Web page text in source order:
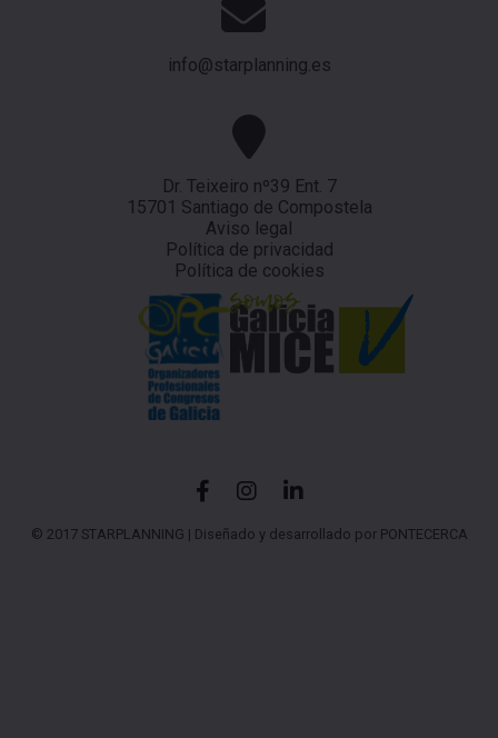
info@starplanning.es
Dr. Teixeiro nº39 Ent. 7
15701 Santiago de Compostela
Aviso legal
Política de privacidad
Política de cookies
© 2017 STARPLANNING | Diseñado y desarrollado por PONTECERCA